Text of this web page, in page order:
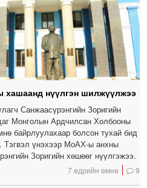
нүүлгэн шилжүүлжээ
Санжаасүрэнгийн Зоригийн
Монголын Ардчилсан Холбооны
байрлуулахаар болсон тухай бид
Тэгвэл үнэхээр МоАХ-ы анхны
Зоригийн хөшөөг нүүлгэжээ.
7 өдрийн өмнө 9